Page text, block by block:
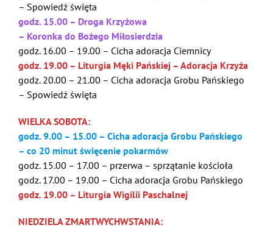
– Spowiedź święta
godz. 15.00 – Droga Krzyżowa
– Koronka do Bożego Miłosierdzia
godz. 16.00 – 19.00 – Cicha adoracja Ciemnicy
godz. 19.00 – Liturgia Męki Pańskiej – Adoracja Krzyża
godz. 20.00 – 21.00 – Cicha adoracja Grobu Pańskiego
– Spowiedź święta
WIELKA SOBOTA:
godz. 9.00 – 15.00 – Cicha adoracja Grobu Pańskiego
– co 20 minut święcenie pokarmów
godz. 15.00 – 17.00 – przerwa – sprzątanie kościoła
godz. 17.00 – 19.00 – Cicha adoracja Grobu Pańskiego
godz. 19.00 – Liturgia Wigilii Paschalnej
NIEDZIELA ZMARTWYCHWSTANIA: